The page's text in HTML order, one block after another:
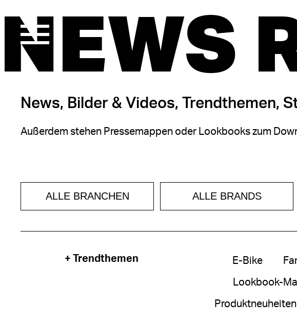
NEWS
News, Bilder & Videos, Trendthemen,
Außerdem stehen Pressemappen oder Lookbooks zum
ALLE BRANCHEN ALLE BRANDS
+ Trendthemen E-Bike
Lookbook-
Produktneuheiten